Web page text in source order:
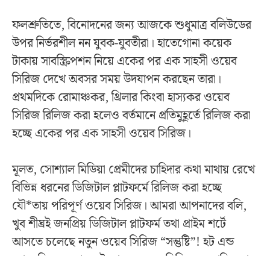
ফলশ্রুতিতে, বিনোদনের জন্য আজকে শুধুমাত্র বলিউডের
উপর নির্ভরশীল নন যুবক-যুবতীরা। হাতেগোনা কয়েক
টাকায় সাবস্ক্রিপশন নিয়ে একের পর এক সাহসী ওয়েব
সিরিজ দেখে অবসর সময় উদযাপন করছেন তারা।
প্রথমদিকে রোমাঞ্চকর, থ্রিলার কিংবা হাস্যকর ওয়েব
সিরিজ রিলিজ করা হলেও বর্তমানে প্রতিমুহূর্তে রিলিজ করা
হচ্ছে একের পর এক সাহসী ওয়েব সিরিজ।
মূলত, সোশ্যাল মিডিয়া প্রেমীদের চাহিদার কথা মাথায় রেখে
বিভিন্ন ধরনের ডিজিটাল প্লাটফর্মে রিলিজ করা হচ্ছে
যৌ*তায় পরিপূর্ণ ওয়েব সিরিজ। আমরা আপনাদের বলি,
খুব শীঘ্রই জনপ্রিয় ডিজিটাল প্লাটফর্ম তথা প্রাইম শর্টে
আসতে চলেছে নতুন ওয়েব সিরিজ “সন্তুষ্টি”! হট এন্ড